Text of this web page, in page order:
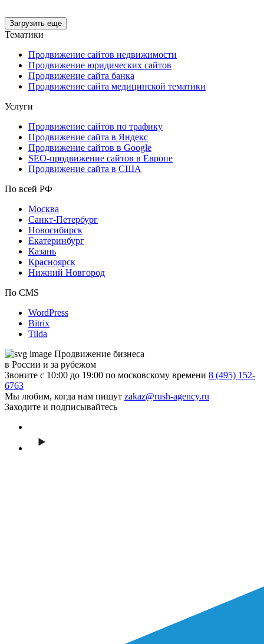
Загрузить еще
Тематики
Продвижение сайтов недвижимости
Продвижение юридических сайтов
Продвижение сайта банка
Продвижение сайта медицинской тематики
Услуги
Продвижение сайтов по трафику
Продвижение сайта в Яндекс
Продвижение сайтов в Google
SEO-продвижение сайтов в Европе
Продвижение сайта в США
По всей РФ
Москва
Санкт-Петербург
Новосибирск
Екатеринбург
Казань
Красноярск
Нижний Новгород
По CMS
WordPress
Bitrix
Tilda
Продвижение бизнеса
в России и за рубежом
Звоните с 10:00 до 19:00 по московскому времени 8 (495) 152-
6763
Мы любим, когда нам пишут zakaz@rush-agency.ru
Заходите и подписывайтесь